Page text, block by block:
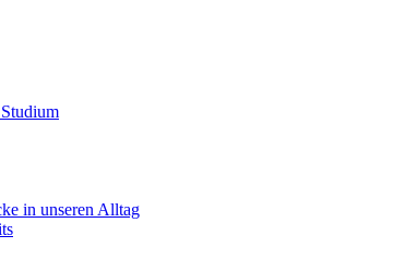
in unseren Alltag